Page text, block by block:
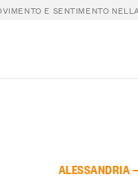
E SENTIMENTO
ALESSANDRIA